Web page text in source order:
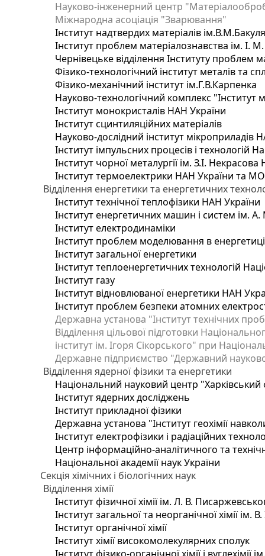
Науково-інженерний центр
Міжнародна асоціація "Зварювання"
Інститут надтвердих матеріалів
Інститут проблем матеріалознавства ім. І.
Чернівецьке відділення Інституту проблем
Фізико-технологічний інститут металів та
Фізико-механічний інститут ім.Г.В.Карпенка
Науково-технологічний комплекс "Інститут
Інститут монокристалів НАН України
Інститут сцинтиляційних матеріалів
Науково-дослідний інститут мікроприладів
Інститут імпульсних процесів і технологій
Інститут чорної металургії ім. З.І.
Інститут термоелектрики НАН України та
Відділення енергетики та енергетичних
Інститут технічної теплофізики НАН України
Інститут енергетичних машин і систем ім.
Інститут електродинаміки
Інститут проблем моделювання в
Інститут загальної енергетики
Інститут теплоенергетичних технологій
Інститут газу
Інститут відновлюваної енергетики НАН
Інститут проблем безпеки атомних
Державна установа "Інститут технічних
Відділення цільової підготовки
інститут ім. Ігоря Сікорського" при
Державне підприємство "Державний
Відділення ядерної фізики та енергетики
Національний науковий центр "Харківський
Інститут ядерних досліджень
Інститут прикладної фізики
Державна установа "Інститут геохімії
Інститут електрофізики і радіаційних
Центр інформаційно-аналітичного та
Національної академії наук України
Секція хімічних і біологічних наук
Відділення хімії
Інститут фізичної хімії ім. Л. В.
Інститут загальної та неорганічної хімії ім.
Інститут органічної хімії
Інститут хімії високомолекулярних сполук